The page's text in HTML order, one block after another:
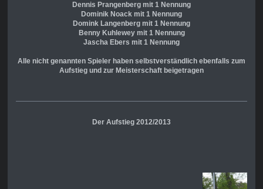
Dennis Prangenberg mit 1 Nennung
Dominik Noack mit 1 Nennung
Domink Langenberg mit 1 Nennung
Benny Kuhlewey mit 1 Nennung
Jascha Ebers mit 1 Nennung
Alle nicht genannten Spieler haben selbstverständlich ebenfalls zum
Aufstieg und zur Meisterschaft beigetragen
Der Aufstieg 2012/2013